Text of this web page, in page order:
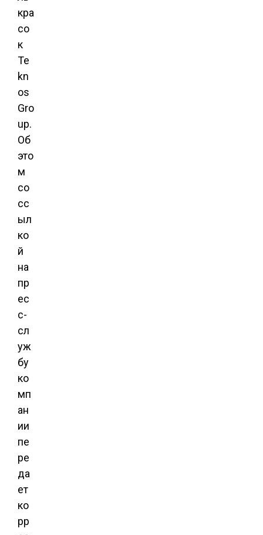
кра
со
к
Te
kn
os
Gro
up.
Об
это
м
со
сс
ыл
ко
й
на
пр
ес
с-
сл
уж
бу
ко
мп
ан
ии
пе
ре
да
ет
ко
рр